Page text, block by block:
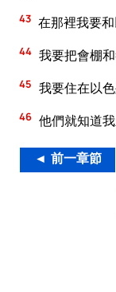
43 在那裡我要
44 我要把會棚
45 我要住在以
46 他們就知道
◄ 前一章節